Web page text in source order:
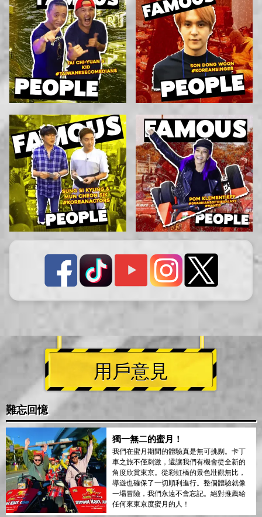
用戶意見
難忘回憶
獨一無二的蜜月！
我們在蜜月期間的體驗真是無可挑剔。卡丁
車之旅不僅刺激，還讓我們有機會從全新的
角度欣賞東京。從彩虹橋的景色壯觀無比，
導遊也確保了一切順利進行。整個體驗就像
一場冒險，我們永遠不會忘記。絕對推薦給
任何來東京度蜜月的人！